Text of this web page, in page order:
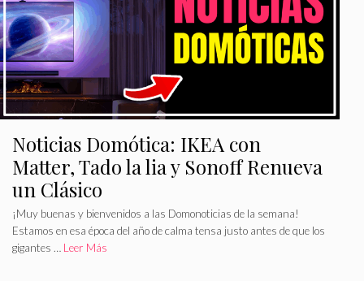
Noticias Domótica: IKEA con
Matter, Tado la lia y Sonoff Renueva
un Clásico
¡Muy buenas y bienvenidos a las Domonoticias de la semana!
Estamos en esa época del año de calma tensa justo antes de que los
gigantes … Leer Más